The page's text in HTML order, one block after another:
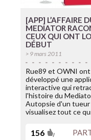
[APP] L’AFFAIRE
MEDIATOR
CEUX QUI ONT
DÉBUT
> 9 mars 2011
Rue89 et OWNI ont
développé une
interactive qui
l'histoire du
Autopsie d'un tueur
visualisez tout ce
156